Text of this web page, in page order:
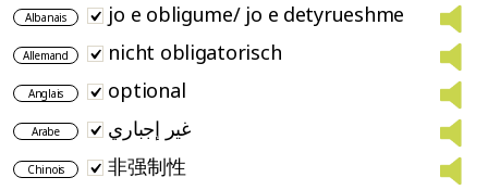
Albanais jo e obligume/ jo e detyrueshme
Allemand nicht obligatorisch
Anglais optional
Arabe غير إجباري
Chinois 非强制性